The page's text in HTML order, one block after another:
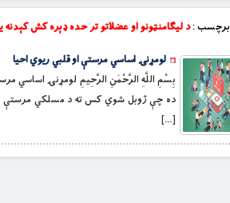
برچسب :د لیګامنټونو او عضلاتو تر حده ډېره کش کېدنه
لومړنۍ اساسي مرستې او قلبي ریوي احیا
بِسْمِ اللَّهِ الرَّحْمَنِ الرَّحِيمِ لومړنۍ اساسي
ده چې ژوبل شوي کس ته د مسلکي مرستې
[…]